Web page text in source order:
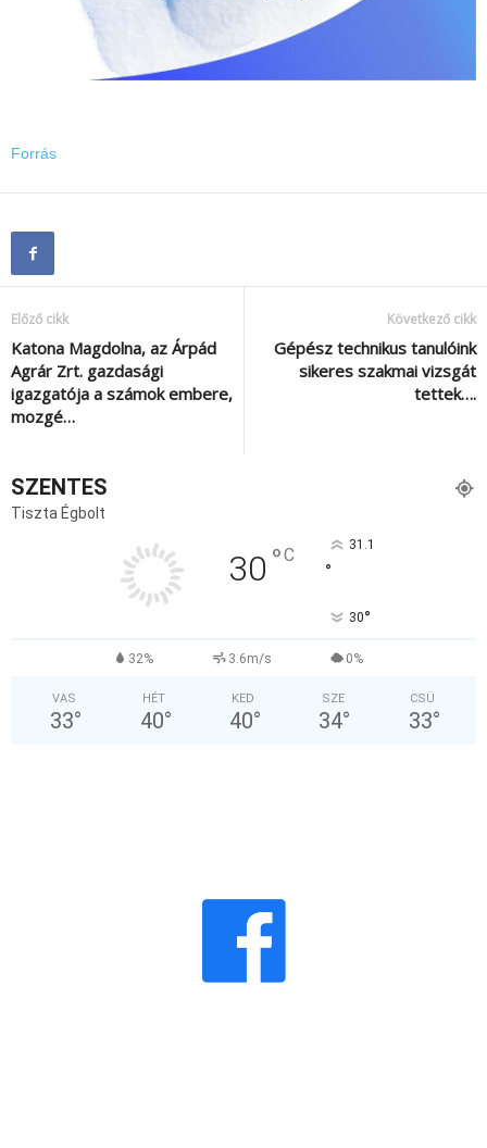
Forrás
Előző cikk
Katona Magdolna, az Árpád
Agrár Zrt. gazdasági
igazgatója a számok embere,
mozgé…
Következő cikk
Gépész technikus tanulóink
sikeres szakmai vizsgát
tettek….
SZENTES
Tiszta Égbolt
30 °C 31.1
°
30°
32% 3.6m/s 0%
VAS
33°
HÉT
40°
KED
40°
SZE
34°
CSÜ
33°